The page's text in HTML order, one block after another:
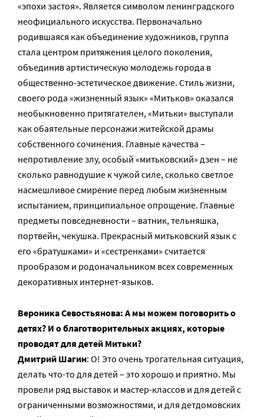
«эпохи застоя». Является символом ленинградского
неофициального искусства. Первоначально
родившаяся как объединение художников, группа
стала центром притяжения целого поколения,
объединив артистическую молодежь города в
общественно-эстетическое движение. Стиль жизни,
своего рода «жизненный язык» «Митьков» оказался
необыкновенно притягателен, «Митьки» выступали
как обаятельные персонажи житейской драмы
собственного сочинения. Главные качества –
непротивление злу, особый «митьковский» дзен – не
сколько равнодушие к чужой силе, сколько светлое
насмешливое смирение перед любым жизненным
испытанием, принципиальное опрощение. Главные
предметы повседневности – ватник, тельняшка,
портвейн, чекушка. Прекрасный митьковский язык с
его «братушками» и «сестренками» считается
прообразом и родоначальником всех современных
декоративных интернет-языков.
Вероника Севостьянова: А мы можем поговорить о
детях? И о благотворительных акциях, которые
проводят для детей Митьки?
Дмитрий Шагин: О! Это очень трогательная ситуация,
делать что-то для детей – это хорошо и приятно. Мы
провели ряд выставок и мастер-классов и для детей с
ограниченными возможностями, и для детдомовских